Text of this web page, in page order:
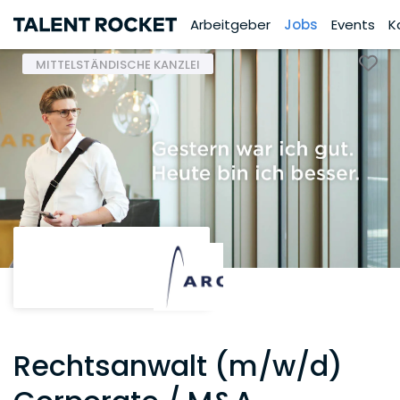
Arbeitgeber Jobs Events
MITTELSTÄNDISCHE KANZLEI
Rechtsanwalt (m/w/d)